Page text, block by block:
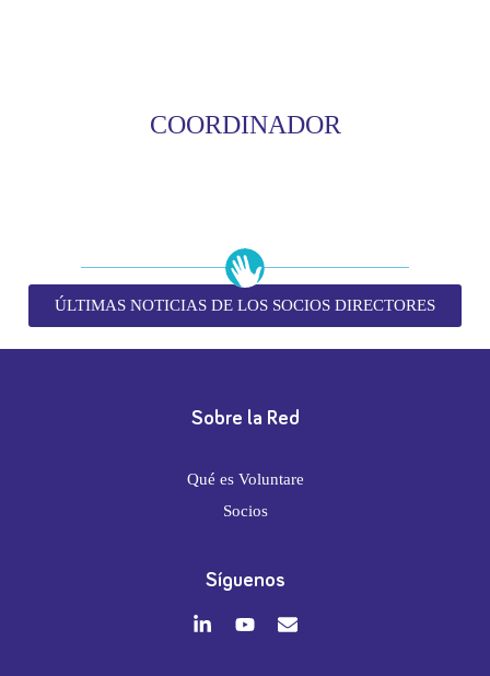
COORDINADOR
ÚLTIMAS NOTICIAS DE LOS SOCIOS DIRECTORES
Sobre la Red
Qué es Voluntare
Socios
Síguenos